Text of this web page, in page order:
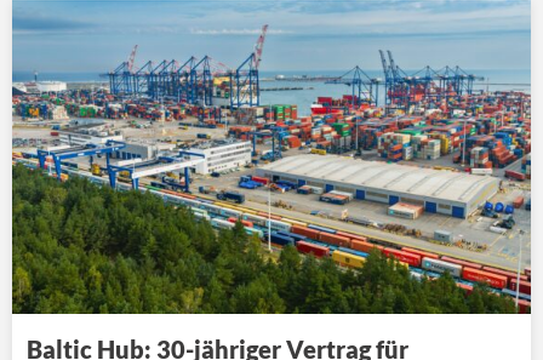
Baltic Hub: 30-jähriger Vertrag für